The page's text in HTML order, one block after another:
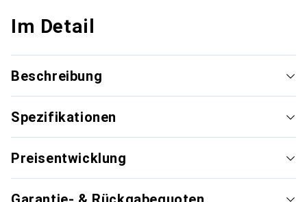
Im Detail
Beschreibung
Spezifikationen
Preisentwicklung